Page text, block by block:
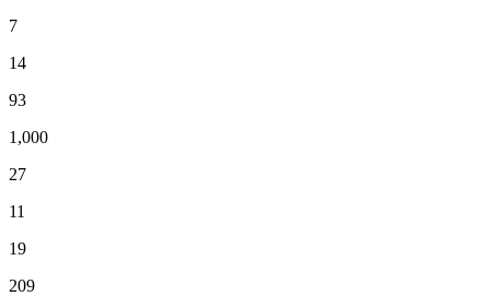
7
14
93
1,000
27
11
19
209